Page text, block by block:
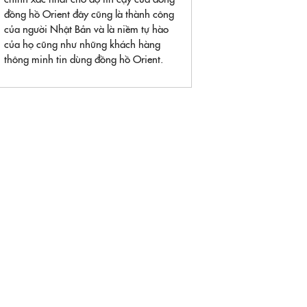
đồng hồ Orient đây cũng là thành công
của người Nhật Bản và là niềm tự hào
của họ cũng như những khách hàng
thông minh tin dùng đồng hồ Orient.